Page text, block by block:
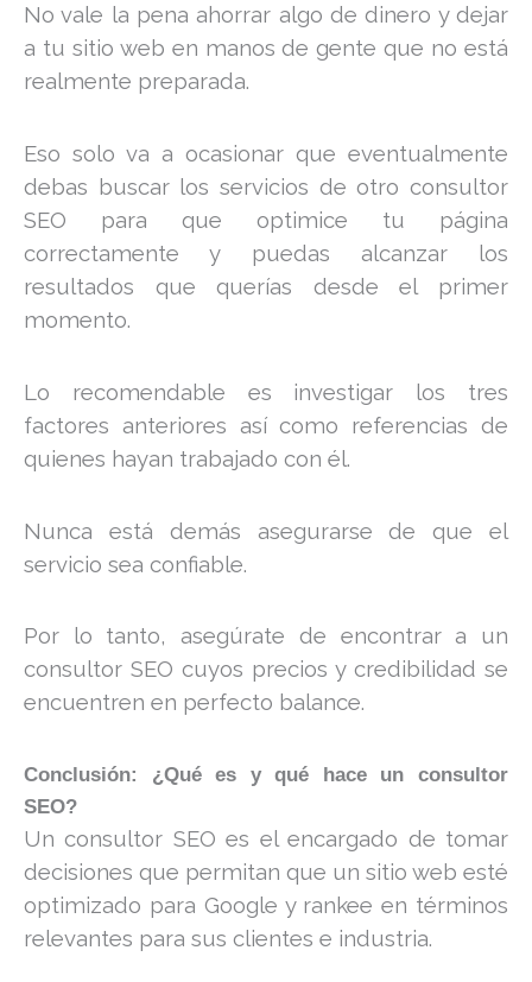
No vale la pena ahorrar algo de dinero y dejar
a tu sitio web en manos de gente que no está
realmente preparada.
Eso solo va a ocasionar que eventualmente
debas buscar los servicios de otro consultor
SEO para que optimice tu página
correctamente y puedas alcanzar los
resultados que querías desde el primer
momento.
Lo recomendable es investigar los tres
factores anteriores así como referencias de
quienes hayan trabajado con él.
Nunca está demás asegurarse de que el
servicio sea confiable.
Por lo tanto, asegúrate de encontrar a un
consultor SEO cuyos precios y credibilidad se
encuentren en perfecto balance.
Conclusión: ¿Qué es y qué hace un consultor
SEO?
Un consultor SEO es el encargado de tomar
decisiones que permitan que un sitio web esté
optimizado para Google y rankee en términos
relevantes para sus clientes e industria.